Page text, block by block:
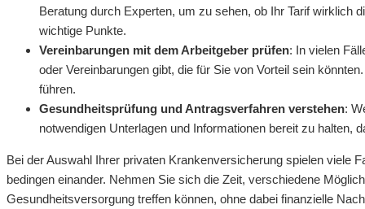
Beratung durch Experten, um zu sehen, ob Ihr Tarif wirklich
wichtige Punkte.
Vereinbarungen mit dem Arbeitgeber prüfen: In vielen
oder Vereinbarungen gibt, die für Sie von Vorteil sein
führen.
Gesundheitsprüfung und Antragsverfahren verstehen:
notwendigen Unterlagen und Informationen bereit zu halten,
Bei der Auswahl Ihrer privaten Krankenversicherung spielen viele
bedingen einander. Nehmen Sie sich die Zeit, verschiedene
Gesundheitsversorgung treffen können, ohne dabei finanzielle